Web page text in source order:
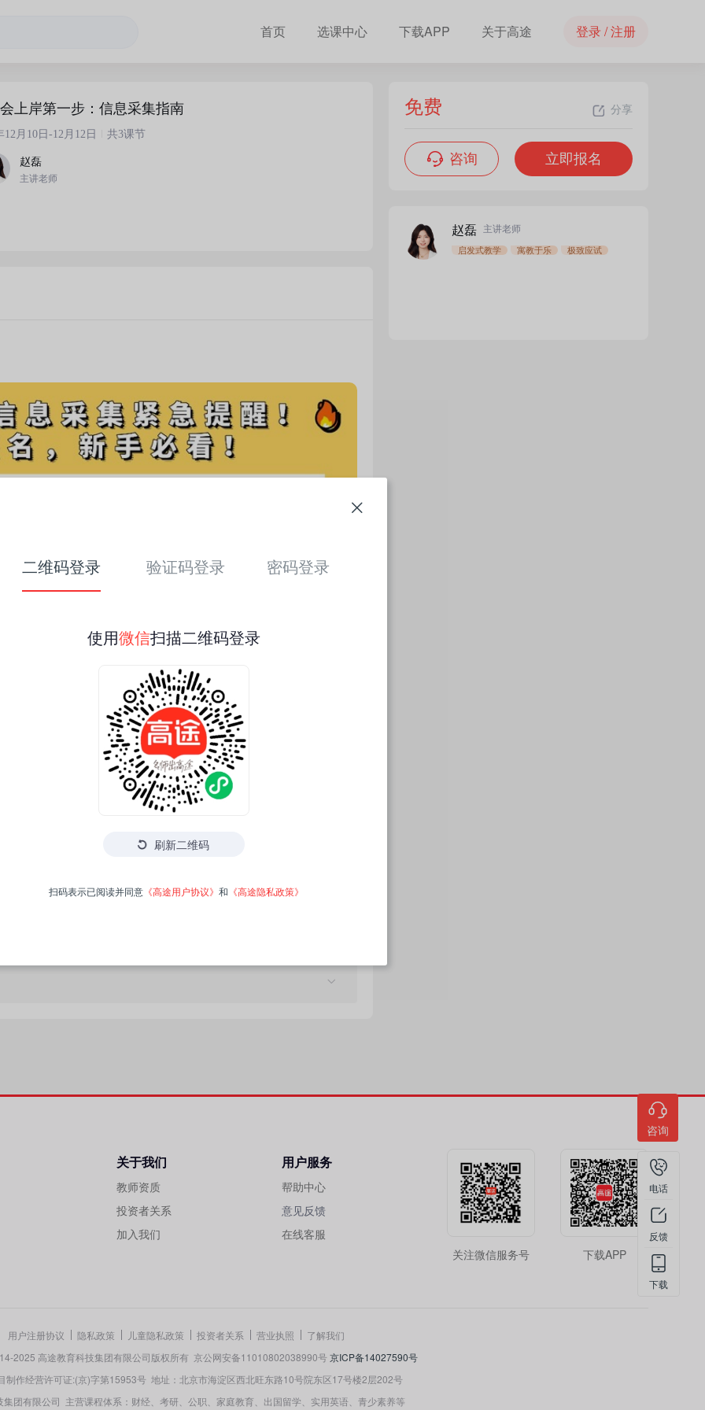
首页 选课中心 下载APP 关于高途 登录 / 注册
上岸第一步：信息采集指南
12月10日-12月12日 共3课节
赵磊
主讲老师
免费 分享
咨询 立即报名
赵磊 主讲老师
启发式教学 寓教于乐 极致应试
咨询
电话
反馈
下载
关于我们
教师资质
投资者关系
加入我们
用户服务
帮助中心
意见反馈
在线客服
关注微信服务号
下载APP
用户注册协议 隐私政策 儿童隐私政策 投资者关系 营业执照
了解我们
2025 高途教育科技集团有限公司版权所有 京公网安备11010802038990号京ICP备14027590号
制作经营许可证:(京)字第15953号 地址：北京市海淀区西北旺东路10号院东区17号楼2层202号
团有限公司 主营课程体系：财经、考研、公职、家庭教育、出国留学、实用英语、青少素养等
二维码登录 验证码登录 密码登录
使用微信扫描二维码登录
刷新二维码
扫码表示已阅读并同意 《高途用户协议》 和 《高途隐私政策》